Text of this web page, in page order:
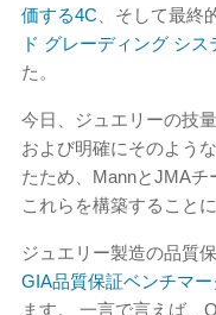
価する4C 、そして最終
ド グレーディング シス
た。
今日、ジュエリーの技
および明確にそのよう
たため、MannとJMA
これらを構築すること
ジュエリー製造の品質
GIA品質保証ベンチマー
ます。 一言で言えば、